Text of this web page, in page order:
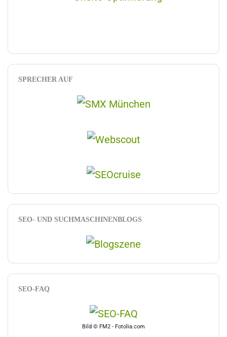
SPRECHER AUF
SEO- UND SUCHMASCHINENBLOGS
SEO-FAQ
Bild © FM2 - Fotolia.com